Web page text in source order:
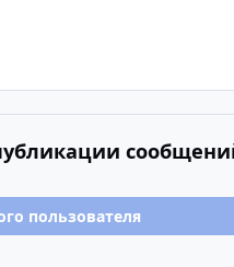
пользователя